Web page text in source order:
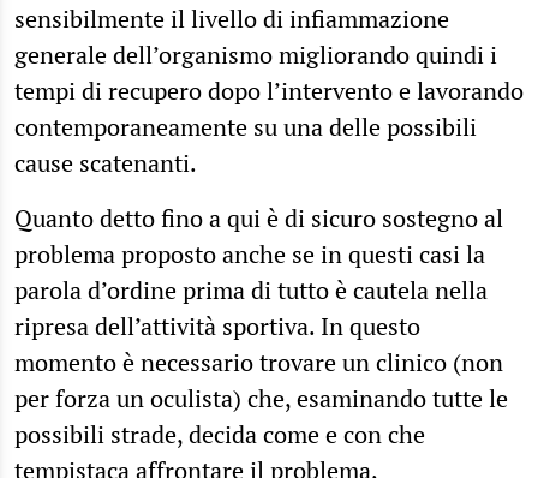
sensibilmente il livello di infiammazione
generale dell’organismo migliorando quindi i
tempi di recupero dopo l’intervento e lavorando
contemporaneamente su una delle possibili
cause scatenanti.
Quanto detto fino a qui è di sicuro sostegno al
problema proposto anche se in questi casi la
parola d’ordine prima di tutto è cautela nella
ripresa dell’attività sportiva. In questo
momento è necessario trovare un clinico (non
per forza un oculista) che, esaminando tutte le
possibili strade, decida come e con che
tempistaca affrontare il problema,